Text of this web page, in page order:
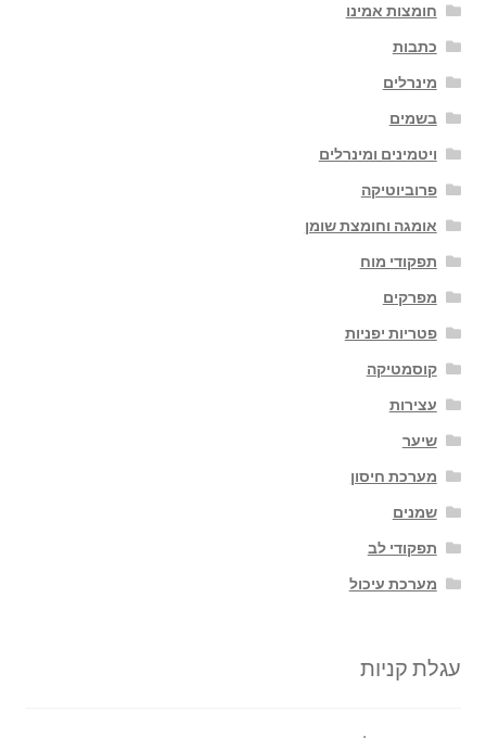
חומצות אמינו
כתבות
מינרלים
בשמים
ויטמינים ומינרלים
פרוביוטיקה
אומגה וחומצת שומן
תפקודי מוח
מפרקים
פטריות יפניות
קוסמטיקה
עצירות
שיער
מערכת חיסון
שמנים
תפקודי לב
מערכת עיכול
עגלת קניות